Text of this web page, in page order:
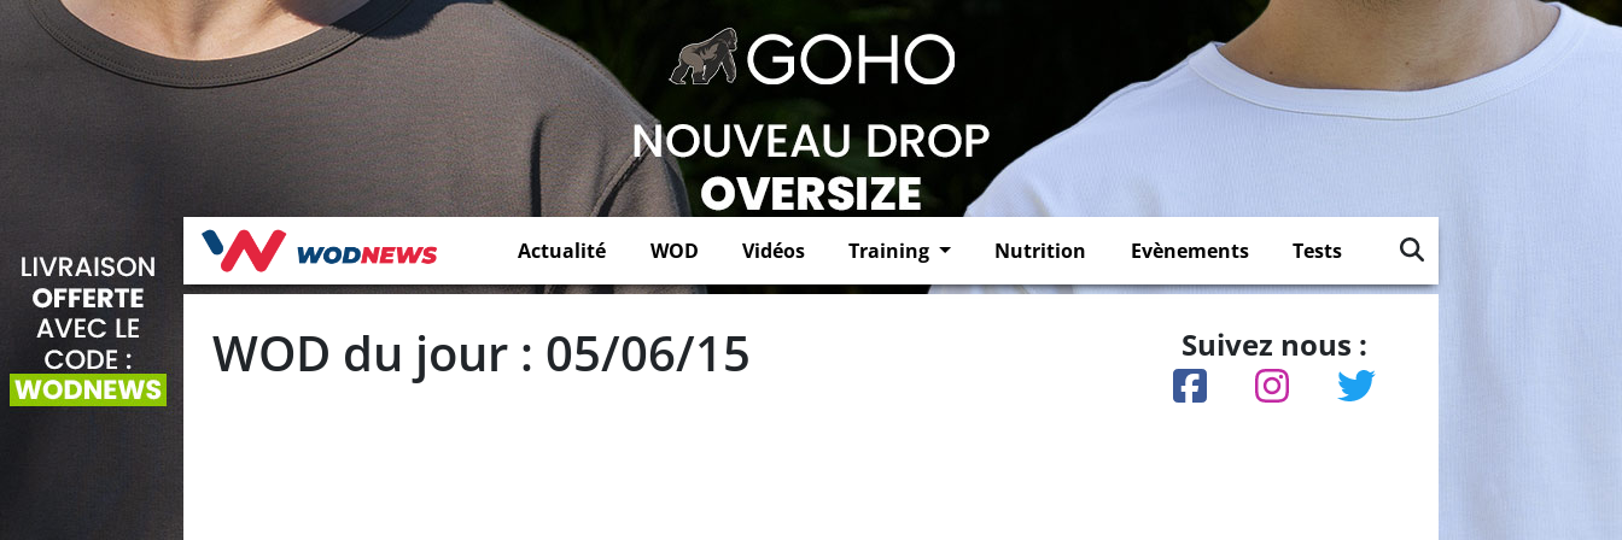
Actualité WOD Vidéos Training Nutrition Evènements Tests
WOD du jour : 05/06/15 Suivez nous :